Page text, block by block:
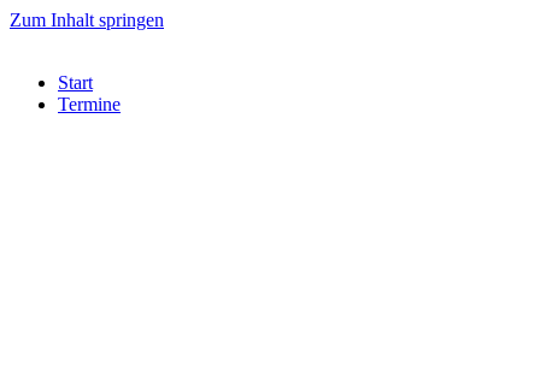
Zum Inhalt springen
Start
Termine